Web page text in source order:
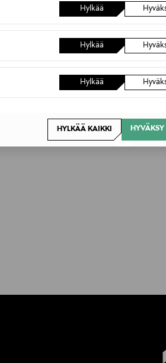
Hylkää
Hylkää
Hylkää
HYLKÄÄ KAIKKI